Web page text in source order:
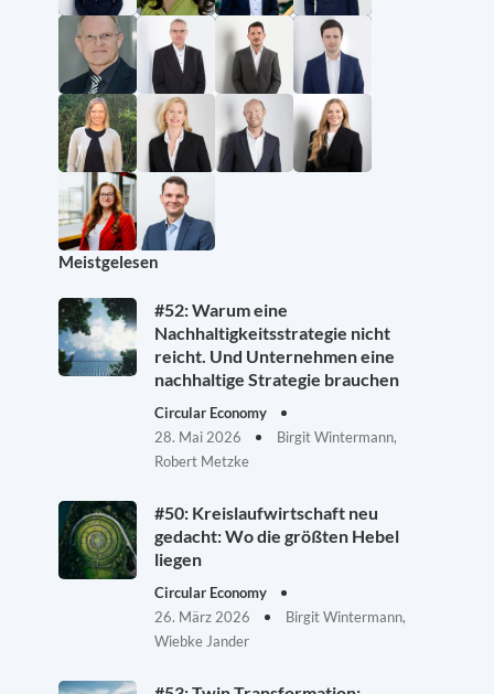
Meistgelesen
#52: Warum eine
Nachhaltigkeitsstrategie nicht
reicht. Und Unternehmen eine
nachhaltige Strategie brauchen
Circular Economy
28. Mai 2026
Birgit Wintermann,
Robert Metzke
#50: Kreislaufwirtschaft neu
gedacht: Wo die größten Hebel
liegen
Circular Economy
26. März 2026
Birgit Wintermann,
Wiebke Jander